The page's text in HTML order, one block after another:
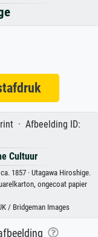
· Afbeelding ID:
Cultuur
1857 · Utagawa Hiroshige.
ongecoat papier
/ Bridgeman Images